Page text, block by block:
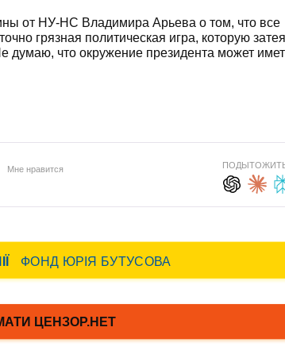
от НУ-НС Владимира Арьева о том, что все
грязная политическая игра, которую
думаю, что окружение президента может
Мне нравится